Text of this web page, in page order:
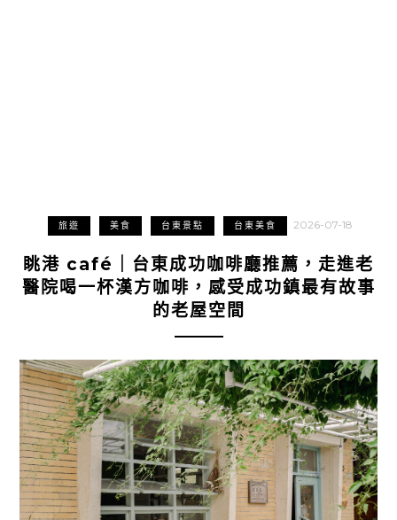
旅遊 美食 台東景點 台東美食 2026-07-18
眺港 café｜台東成功咖啡廳推薦，走進老
醫院喝一杯漢方咖啡，感受成功鎮最有故事
的老屋空間